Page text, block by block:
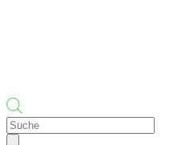
Products
search